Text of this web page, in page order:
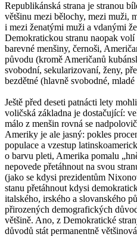
Republikánská strana je stranou
většinu mezi bělochy, mezi muži,
i mezi ženatými muži a vdanými
Demokratickou stranu naopak
barevné menšiny, černoši,
původu (kromě Američanů
svobodní, sekularizovaní, ženy,
bezdětné (hlavně svobodné, mladé
Ještě před deseti patnácti lety
voličská základna je dostačující:
málo z menšin rovná se
Ameriky je ale jasný: pokles
populace a vzestup
o barvu pleti, Amerika pomalu
nepovede přetáhnout na svou
(jako se kdysi prezidentům
stanu přetáhnout kdysi
italského, irského a slovanského
přirozených demografických
většině. Ano, z Demokratické
důvodů stát permanentně